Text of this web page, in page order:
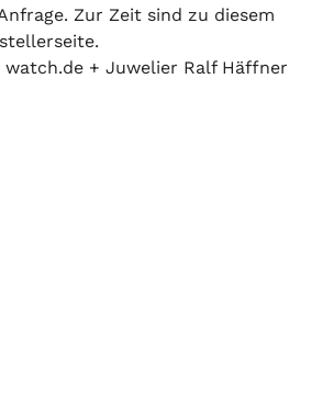
Zur Zeit sind zu diesem
+ Juwelier Ralf Häffner